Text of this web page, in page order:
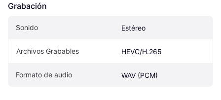
Grabación
Sonido Estéreo
Archivos Grabables HEVC/H.265
Formato de audio WAV (PCM)